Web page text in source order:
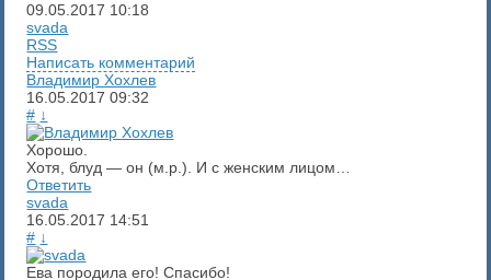
09.05.2017 10:18
svada
RSS
Написать комментарий
Владимир Хохлев
16.05.2017 09:32
# ↓
Хорошо.
Хотя, блуд — он (м.р.). И с женским лицом…
Ответить
svada
16.05.2017 14:51
# ↓
Ева породила его! Спасибо!